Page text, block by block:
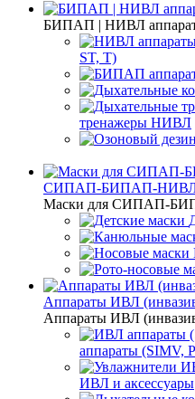
БИПАП | НИВЛ
ST, T)
тренажеры НИВЛ
СИПАП-БИПАП-
Маски для СИПАП-
Аппараты ИВЛ
Аппараты ИВЛ
аппараты (SIMV,
ИВЛ и аксессуары